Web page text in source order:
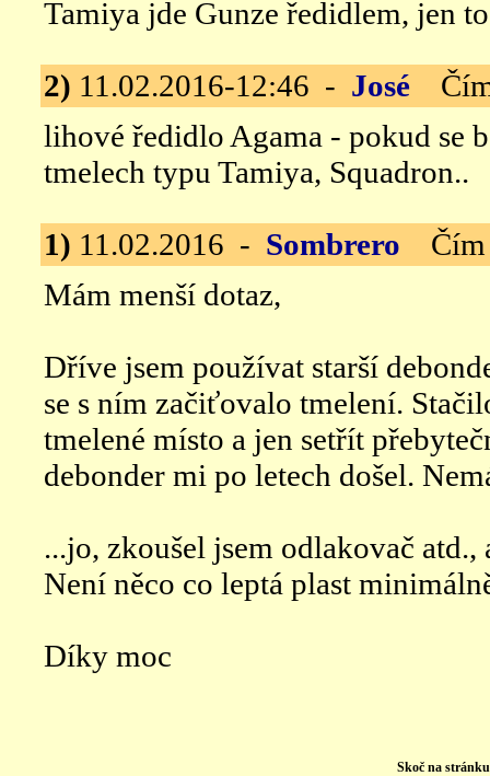
Tamiya jde Gunze ředidlem, jen
2) 11.02.2016-12:46 - José Čím
lihové ředidlo Agama - pokud se
tmelech typu Tamiya, Squadron..
1) 11.02.2016 - Sombrero Čím
Mám menší dotaz,
Dříve jsem používat starší
se s ním začiťovalo tmelení.
tmelené místo a jen setřít
debonder mi po letech došel.
...jo, zkoušel jsem odlakovač atd.,
Není něco co leptá plast
Díky moc
Skoč na